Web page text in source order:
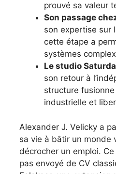
prouvé sa valeur
Son passage
son expertise sur
cette étape a
systèmes
Le studio
son retour à
structure
industrielle et
Alexander J. Velicky a
sa vie à bâtir un monde
décrocher un emploi. Ce
pas envoyé de CV